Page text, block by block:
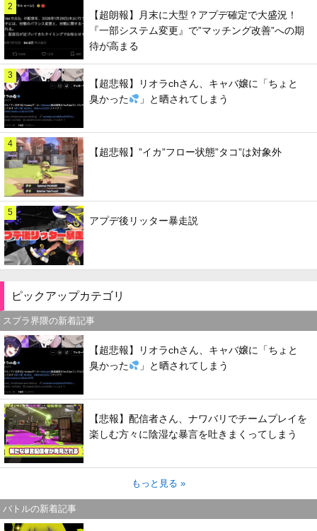
2
【超朗報】月末に大型？アプデ確定で大盛況！
『一部システム変更』で”マッチング改善”への期
待が高まる
3
【超悲報】リオラchさん、キャバ嬢に「ちょと
臭かった
」と晒されてしまう
4
【超悲報】”イカ”フロー状態”タコ”は対象外
5
アプデ後リッター暴走説
ピックアップカテゴリ
スプラ界隈の新着記事
【超悲報】リオラchさん、キャバ嬢に「ちょと
臭かった
」と晒されてしまう
【悲報】配信者さん、ナワバリでチームプレイを
楽しむ方々に陰湿な暴言を吐きまくってしまう
もっと見る »
バトルの新着記事